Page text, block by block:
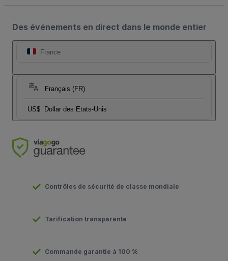
Des événements en direct dans le monde entier
France
Français (FR)
US$ Dollar des Etats-Unis
Contrôles de sécurité de classe mondiale
Tarification transparente
Commande garantie à 100 %